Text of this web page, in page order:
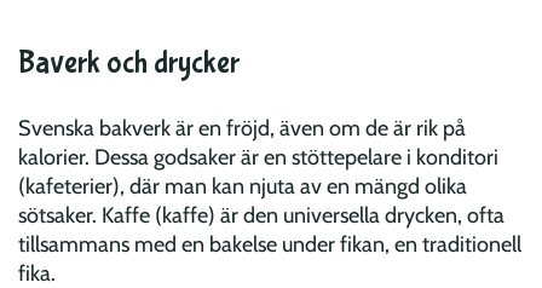
Baverk och drycker
Svenska bakverk är en fröjd, även om de är rik på
kalorier. Dessa godsaker är en stöttepelare i konditori
(kafeterier), där man kan njuta av en mängd olika
sötsaker. Kaffe (kaffe) är den universella drycken, ofta
tillsammans med en bakelse under fikan, en traditionell
fika.